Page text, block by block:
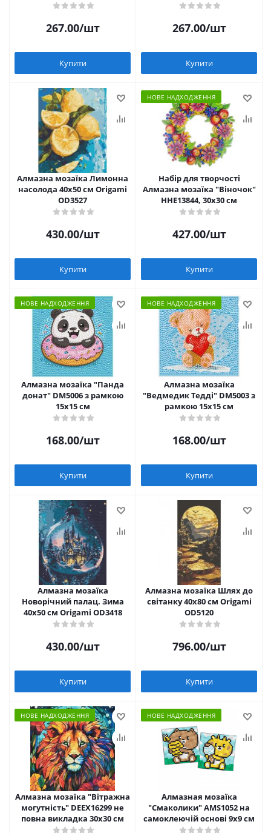
267.00/шт
Купити
267.00/шт
Купити
Алмазна мозаїка Лимонна
насолода 40х50 см Origami
OD3527
430.00/шт
Купити
НОВЕ НАДХОДЖЕННЯ
Набір для творчості
Алмазна мозаїка "Віночок"
HHE13844, 30х30 см
427.00/шт
Купити
НОВЕ НАДХОДЖЕННЯ
Алмазна мозаїка "Панда
донат" DM5006 з рамкою
15х15 см
168.00/шт
Купити
НОВЕ НАДХОДЖЕННЯ
Алмазна мозаїка
"Ведмедик Тедді" DM5003 з
рамкою 15х15 см
168.00/шт
Купити
Алмазна мозаїка
Новорічний палац. Зима
40х50 см Origami OD3418
430.00/шт
Купити
Алмазна мозаїка Шлях до
світанку 40х80 см Origami
OD5120
796.00/шт
Купити
НОВЕ НАДХОДЖЕННЯ
Алмазна мозаїка "Вітражна
могутність" DEEX16299 не
повна викладка 30х30 см
НОВЕ НАДХОДЖЕННЯ
Алмазная мозаїка
"Смаколики" AMS1052 на
самоклеючій основі 9x9 см